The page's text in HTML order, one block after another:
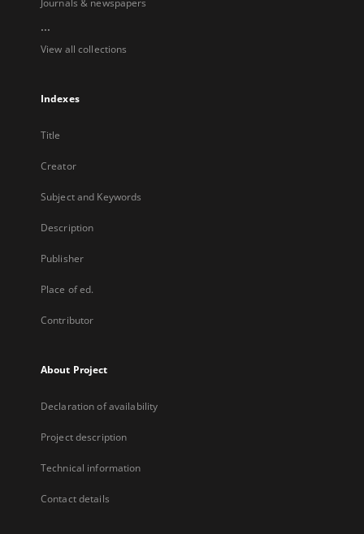
Journals & newspapers
...
View all collections
Indexes
Title
Creator
Subject and Keywords
Description
Publisher
Place of ed.
Contributor
About Project
Declaration of availability
Project description
Technical information
Contact details